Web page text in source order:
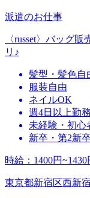
派遣のお仕事
〈russet〉バッグ
リ♪
髪型・髪色自
服装自由
ネイルOK
週4日以上勤務
未経験・初心
新卒・第2新
時給 ： 1400円~1430
東京都新宿区西新